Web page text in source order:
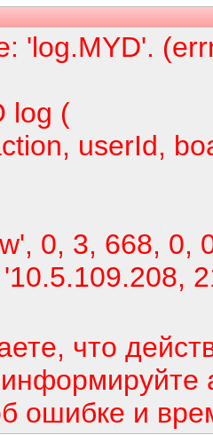
'log.MYD'.
log (
userId,
0, 3, 668, 0,
что
ошибке и